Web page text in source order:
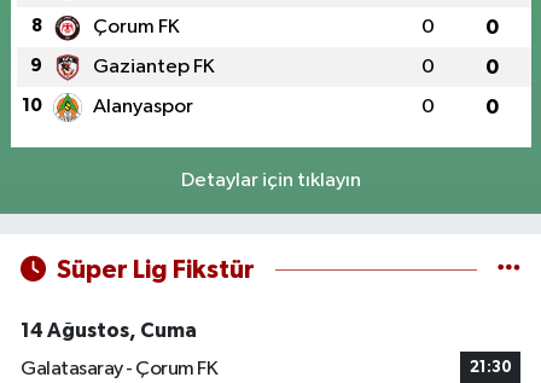
8 Çorum FK 0 0
9 Gaziantep FK 0 0
10 Alanyaspor 0 0
Detaylar için tıklayın
Süper Lig Fikstür
14 Ağustos, Cuma
Galatasaray - Çorum FK
21:30